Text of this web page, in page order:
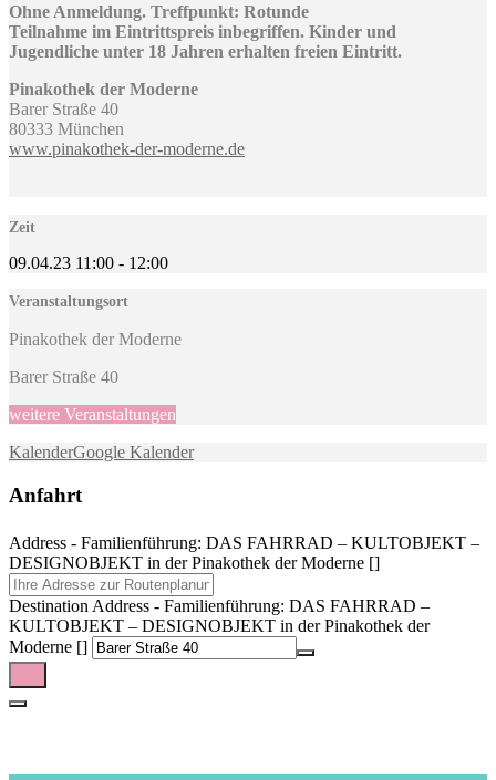
Ohne Anmeldung. Treffpunkt: Rotunde
Teilnahme im Eintrittspreis inbegriffen. Kinder und
Jugendliche unter 18 Jahren erhalten freien Eintritt.
Pinakothek der Moderne
Barer Straße 40
80333 München
www.pinakothek-der-moderne.de
Zeit
09.04.23 11:00 - 12:00
Veranstaltungsort
Pinakothek der Moderne
Barer Straße 40
weitere Veranstaltungen
KalenderGoogle Kalender
Anfahrt
Address - Familienführung: DAS FAHRRAD – KULTOBJEKT –
DESIGNOBJEKT in der Pinakothek der Moderne []
Destination Address - Familienführung: DAS FAHRRAD –
KULTOBJEKT – DESIGNOBJEKT in der Pinakothek der
Moderne []